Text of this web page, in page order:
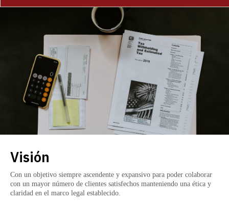
Visión
Con un objetivo siempre ascendente y expansivo para poder colaborar
con un mayor número de clientes satisfechos manteniendo una ética y
claridad en el marco legal establecido.